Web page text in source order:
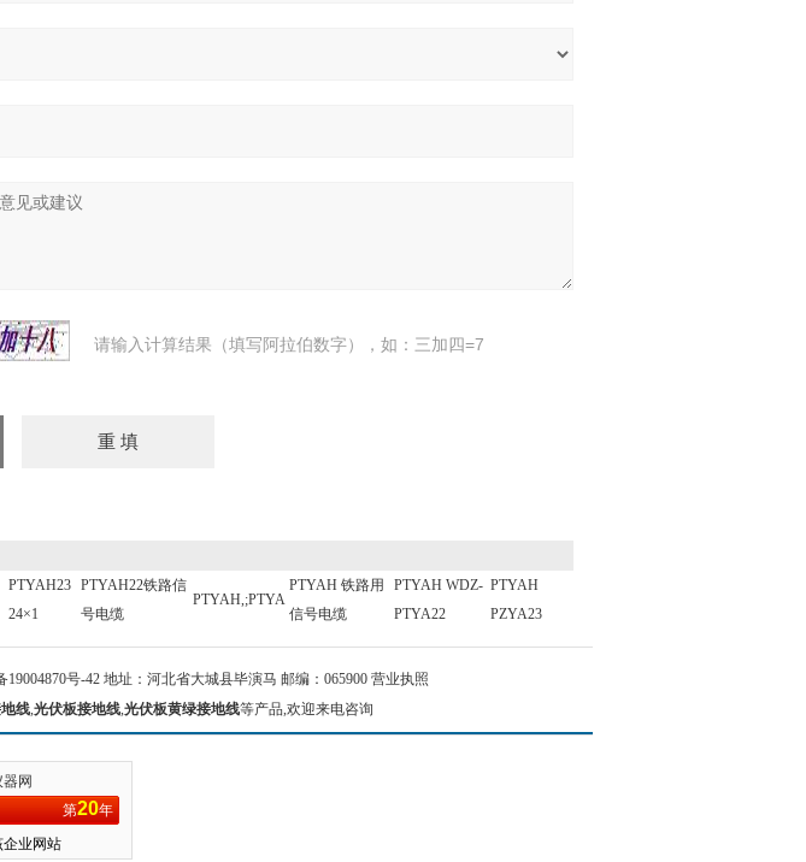
请输入计算结果（填写阿拉伯数字），如：三加四=7
PTYAH23
24×1
PTYAH22铁路信
号电缆
PTYAH,;PTYA
PTYAH 铁路用
信号电缆
PTYAH WDZ-
PTYA22
PTYAH
PZYA23
19004870号-42 地址：河北省大城县毕演马 邮编：065900 营业执照
线,光伏板接地线,光伏板黄绿接地线等产品,欢迎来电咨询
网
第20年
企业网站